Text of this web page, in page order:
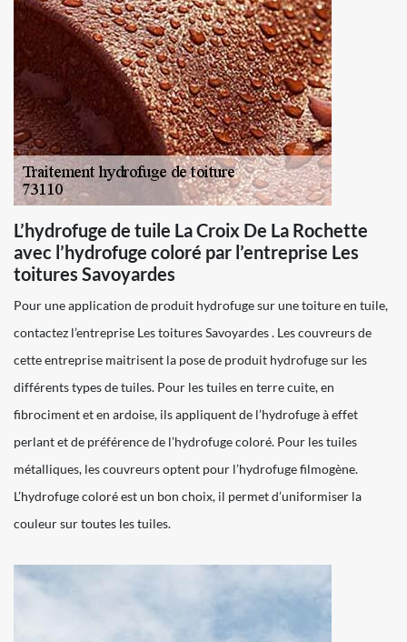
L’hydrofuge de tuile La Croix De La Rochette
avec l’hydrofuge coloré par l’entreprise Les
toitures Savoyardes
Pour une application de produit hydrofuge sur une toiture en tuile,
contactez l’entreprise Les toitures Savoyardes . Les couvreurs de
cette entreprise maitrisent la pose de produit hydrofuge sur les
différents types de tuiles. Pour les tuiles en terre cuite, en
fibrociment et en ardoise, ils appliquent de l’hydrofuge à effet
perlant et de préférence de l’hydrofuge coloré. Pour les tuiles
métalliques, les couvreurs optent pour l’hydrofuge filmogène.
L’hydrofuge coloré est un bon choix, il permet d’uniformiser la
couleur sur toutes les tuiles.